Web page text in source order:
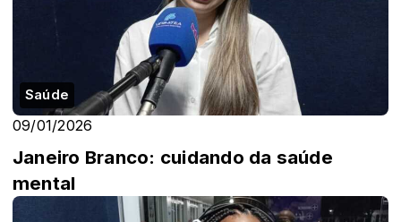
Saúde
09/01/2026
Janeiro Branco: cuidando da saúde
mental